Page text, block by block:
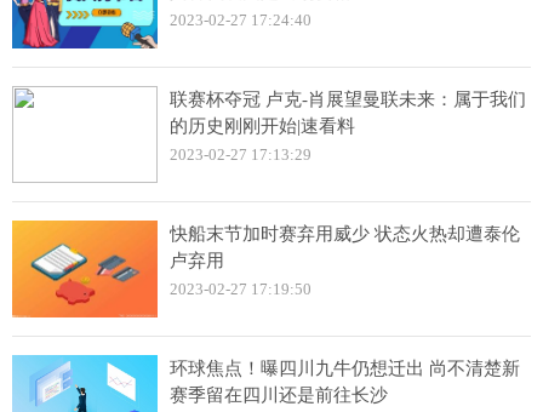
2023-02-27 17:24:40
联赛杯夺冠 卢克-肖展望曼联未来：属于我们
的历史刚刚开始|速看料
2023-02-27 17:13:29
快船末节加时赛弃用威少 状态火热却遭泰伦
卢弃用
2023-02-27 17:19:50
环球焦点！曝四川九牛仍想迁出 尚不清楚新
赛季留在四川还是前往长沙